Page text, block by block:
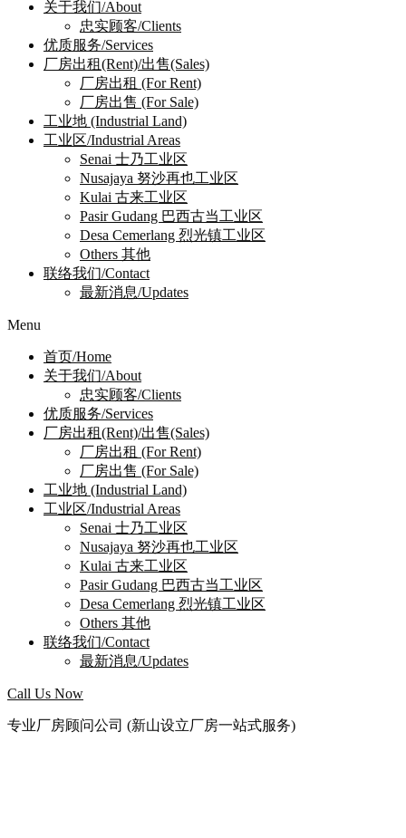
关于我们/About
忠实顾客/Clients
优质服务/Services
厂房出租(Rent)/出售(Sales)
厂房出租 (For Rent)
厂房出售 (For Sale)
工业地 (Industrial Land)
工业区/Industrial Areas
Senai 士乃工业区
Nusajaya 努沙再也工业区
Kulai 古来工业区
Pasir Gudang 巴西古当工业区
Desa Cemerlang 烈光镇工业区
Others 其他
联络我们/Contact
最新消息/Updates
Menu
首页/Home
关于我们/About
忠实顾客/Clients
优质服务/Services
厂房出租(Rent)/出售(Sales)
厂房出租 (For Rent)
厂房出售 (For Sale)
工业地 (Industrial Land)
工业区/Industrial Areas
Senai 士乃工业区
Nusajaya 努沙再也工业区
Kulai 古来工业区
Pasir Gudang 巴西古当工业区
Desa Cemerlang 烈光镇工业区
Others 其他
联络我们/Contact
最新消息/Updates
Call Us Now
专业厂房顾问公司 (新山设立厂房一站式服务)